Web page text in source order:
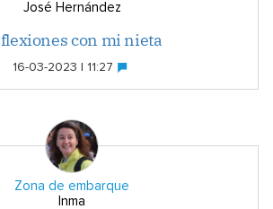
José Hernández
con mi nieta
16-03-2023 | 11:27
Zona de embarque
Inma